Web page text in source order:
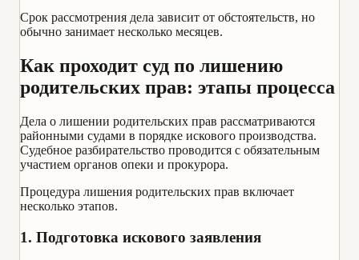
Срок рассмотрения дела зависит от обстоятельств, но
обычно занимает несколько месяцев.
Как проходит суд по лишению
родительских прав: этапы процесса
Дела о лишении родительских прав рассматриваются
районными судами в порядке искового производства.
Судебное разбирательство проводится с обязательным
участием органов опеки и прокурора.
Процедура лишения родительских прав включает
несколько этапов.
1. Подготовка искового заявления